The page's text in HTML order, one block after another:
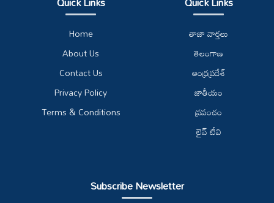
Home
About Us
Contact Us
Privacy Policy
Terms & Conditions
తాజా వార్తలు
తెలంగాణ
ఆంధ్రప్రదేశ్
జాతీయం
ప్రపంచం
లైవ్ టీవి
Subscribe Newsletter